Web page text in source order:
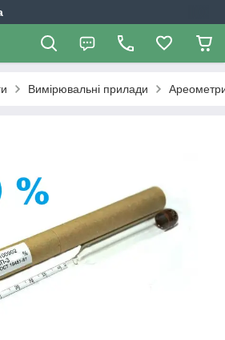
Вимірювальні прилади